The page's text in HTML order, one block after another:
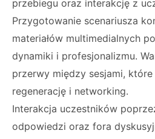
przebiegu oraz interakcję z
Przygotowanie scenariusza
materiałów multimedialnych
dynamiki i profesjonalizmu.
przerwy między sesjami, które
regenerację i networking.
Interakcja uczestników
odpowiedzi oraz fora